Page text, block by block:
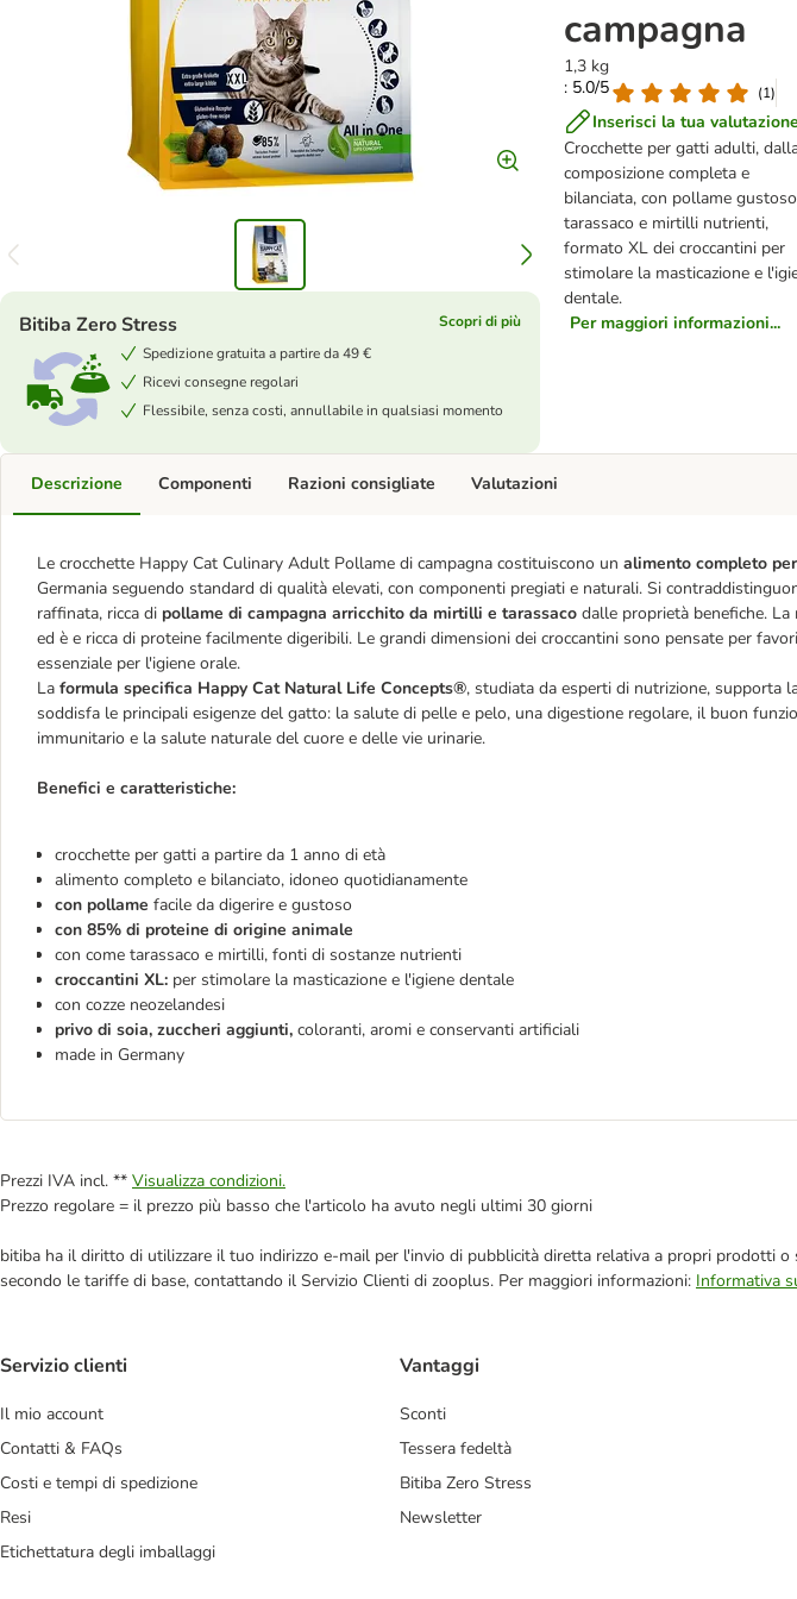
campagna
1,3 kg
: 5.0/5
(1)
Inserisci la tua valutazione
Crocchette per gatti adulti,
composizione completa e
bilanciata, con pollame
tarassaco e mirtilli nutrienti,
formato XL dei croccantini per
stimolare la masticazione e
dentale.
Per maggiori informazioni...
Bitiba Zero Stress
Scopri di più
Spedizione gratuita a partire da 49 €
Ricevi consegne regolari
Flessibile, senza costi, annullabile in qualsiasi momento
Descrizione
Le crocchette Happy Cat Culinary Adult Pollame di campagna costituiscono un alimento completo
Germania seguendo standard di qualità elevati, con componenti pregiati e naturali. Si
raffinata, ricca di pollame di campagna arricchito da mirtilli e tarassaco dalle proprietà benefiche.
ed è e ricca di proteine facilmente digeribili. Le grandi dimensioni dei croccantini sono pensate per
essenziale per l'igiene orale.
La formula specifica Happy Cat Natural Life Concepts®, studiata da esperti di nutrizione, supporta
soddisfa le principali esigenze del gatto: la salute di pelle e pelo, una digestione regolare, il buon
immunitario e la salute naturale del cuore e delle vie urinarie.
Benefici e caratteristiche:
crocchette per gatti a partire da 1 anno di età
alimento completo e bilanciato, idoneo quotidianamente
con pollame facile da digerire e gustoso
con 85% di proteine di origine animale
con come tarassaco e mirtilli, fonti di sostanze nutrienti
croccantini XL: per stimolare la masticazione e l'igiene dentale
con cozze neozelandesi
privo di soia, zuccheri aggiunti, coloranti, aromi e conservanti artificiali
made in Germany
Componenti Razioni consigliate Valutazioni
Prezzi IVA incl. ** Visualizza condizioni.
Prezzo regolare = il prezzo più basso che l'articolo ha avuto negli ultimi 30 giorni
bitiba ha il diritto di utilizzare il tuo indirizzo e-mail per l'invio di pubblicità diretta relativa a propri prodotti
secondo le tariffe di base, contattando il Servizio Clienti di zooplus. Per maggiori informazioni: Informativa
Servizio clienti
Il mio account
Contatti & FAQs
Costi e tempi di spedizione
Resi
Etichettatura degli imballaggi
Vantaggi
Sconti
Tessera fedeltà
Bitiba Zero Stress
Newsletter